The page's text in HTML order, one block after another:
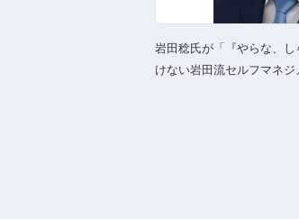
岩田稔氏が「『やらな、
けない岩田流セルフマネ